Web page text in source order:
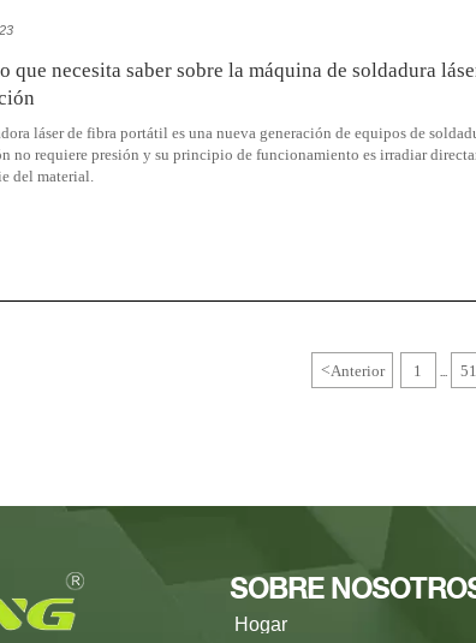
que necesita saber sobre la máquina de soldadura
láser de fibra portátil es una nueva generación de equipos de
no requiere presión y su principio de funcionamiento es irradiar
del material.
<Anterior 1 51
SOBRE
Hogar